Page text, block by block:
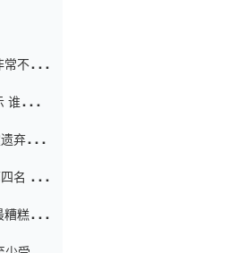
常不舒
注意
弃儿子
名 小
糟糕的